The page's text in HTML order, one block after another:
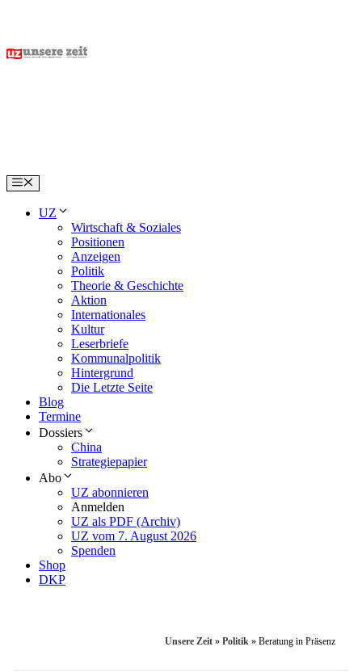
content
Menu
UZ
Wirtschaft & Soziales
Positionen
Anzeigen
Politik
Theorie & Geschichte
Aktion
Internationales
Kultur
Leserbriefe
Kommunalpolitik
Hintergrund
Die Letzte Seite
Blog
Termine
Dossiers
China
Strategiepapier
Abo
UZ abonnieren
Anmelden
UZ als PDF (Archiv)
UZ vom 7. August 2026
Spenden
Shop
DKP
Unsere Zeit » Politik » Beratung in Präsenz